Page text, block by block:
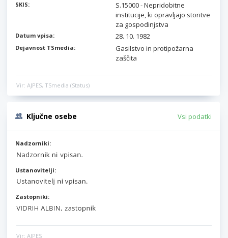
SKIS:
S.15000 - Nepridobitne
institucije, ki opravljajo storitve
za gospodinjstva
Datum vpisa: 28. 10. 1982
Dejavnost TSmedia:
Gasilstvo in protipožarna
zaščita
Vir: AJPES, TSmedia (Status)
Ključne osebe Vsi podatki
Nadzorniki:
Ustanovitelji:
Zastopniki:
Vir: AJPES